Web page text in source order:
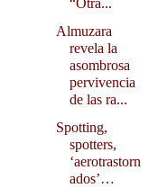
“Otra...
Almuzara
revela la
asombrosa
pervivencia
de las ra...
Spotting,
spotters,
‘aerotrastorn
ados’…